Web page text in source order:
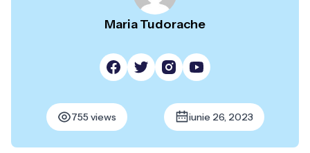
Maria Tudorache
755 views iunie 26, 2023